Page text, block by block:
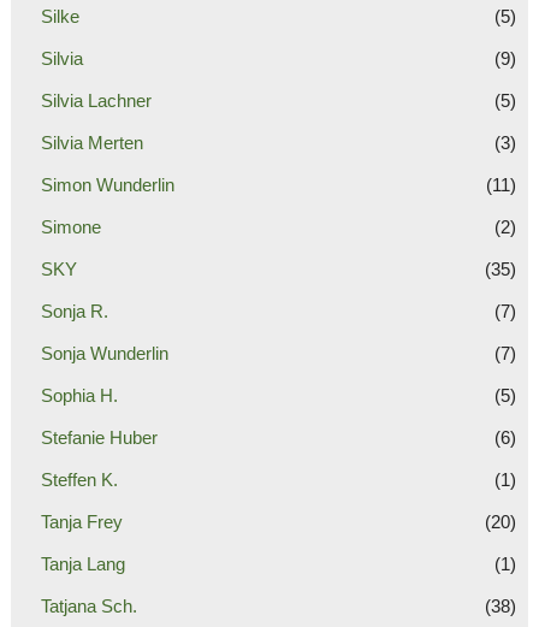
Silke (5)
Silvia (9)
Silvia Lachner (5)
Silvia Merten (3)
Simon Wunderlin (11)
Simone (2)
SKY (35)
Sonja R. (7)
Sonja Wunderlin (7)
Sophia H. (5)
Stefanie Huber (6)
Steffen K. (1)
Tanja Frey (20)
Tanja Lang (1)
Tatjana Sch. (38)